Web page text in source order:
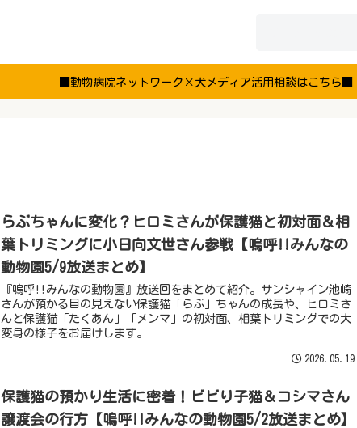
■動物病院ネットワーク×犬メディア活用相談はこちら■
らぶちゃんに変化？ヒロミさんが保護猫と初対面＆相
葉トリミングに小日向文世さん参戦【嗚呼!!みんなの
動物園5/9放送まとめ】
『嗚呼!!みんなの動物園』放送回をまとめて紹介。サンシャイン池崎
さんが預かる目の見えない保護猫「らぶ」ちゃんの成長や、ヒロミさ
んと保護猫「たくあん」「メンマ」の初対面、相葉トリミングでの大
変身の様子をお届けします。
2026.05.19
保護猫の預かり生活に密着！ビビり子猫＆コシマさん
譲渡会の行方【嗚呼!!みんなの動物園5/2放送まとめ】